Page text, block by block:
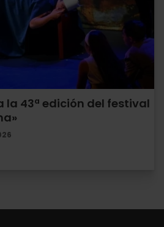
la 43ª edición del festival